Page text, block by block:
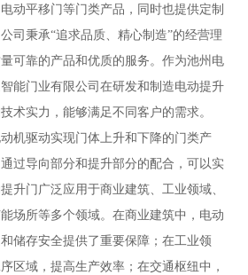
动平移门等门类产品，同时也提供定制
司秉承“追求品质、精心制造”的经营理
可靠的产品和优质的服务。作为池州电
能门业有限公司在研发和制造电动提升
术实力，能够满足不同客户的需求。
机驱动实现门体上升和下降的门类产
过导向部分和提升部分的配合，可以实
升门广泛应用于商业建筑、工业领域、
场所等多个领域。在商业建筑中，电动
储存安全提供了重要保障；在工业领
区域，提高生产效率；在交通枢纽中，